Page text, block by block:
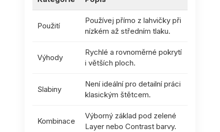
Použití
Používej přímo z lahvičky při
nízkém až středním tlaku.
Výhody
Rychlé a rovnoměrné pokrytí
i větších ploch.
Slabiny
Není ideální pro detailní práci
klasickým štětcem.
Kombinace
Výborný základ pod zelené
Layer nebo Contrast barvy.